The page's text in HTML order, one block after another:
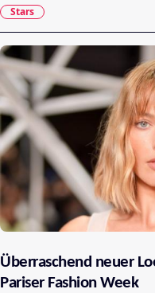
Stars
Überraschend neuer
Pariser Fashion Week